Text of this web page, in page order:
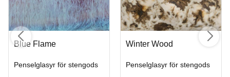
Blue Flame
Penselglasyr för stengods
Winter Wood
Penselglasyr för stengods